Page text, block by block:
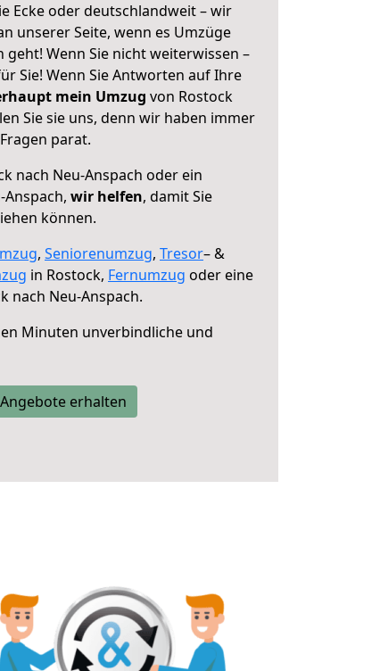
Ecke oder deutschlandweit – wir
unserer Seite, wenn es Umzüge
geht! Wenn Sie nicht weiterwissen –
Sie! Wenn Sie Antworten auf Ihre
mein Umzug von Rostock
Sie sie uns, denn wir haben immer
parat.
nach Neu-Anspach oder ein
wir helfen, damit Sie
können.
, Seniorenumzug, Tresor– &
in Rostock, Fernumzug oder eine
nach Neu-Anspach.
Minuten unverbindliche und
erhalten